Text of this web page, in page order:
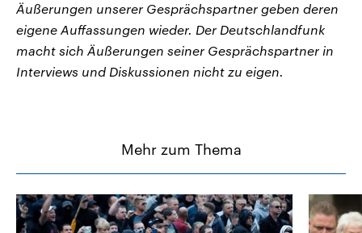
Äußerungen unserer Gesprächspartner geben deren
eigene Auffassungen wieder. Der Deutschlandfunk
macht sich Äußerungen seiner Gesprächspartner in
Interviews und Diskussionen nicht zu eigen.
Mehr zum Thema